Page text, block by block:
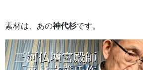
素材は、あの神代杉です。